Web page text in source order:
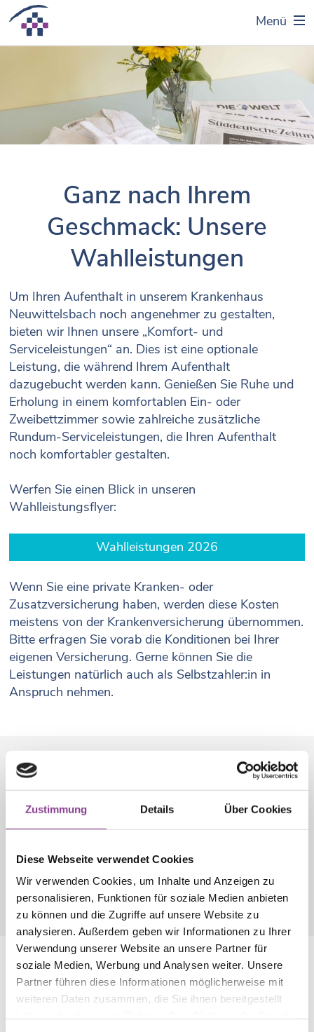
Zustimmung Details Über Cookies
Diese Webseite verwendet Cookies
Wir verwenden Cookies, um Inhalte und Anzeigen zu
personalisieren, Funktionen für soziale Medien anbieten
zu können und die Zugriffe auf unsere Website zu
analysieren. Außerdem geben wir Informationen zu Ihrer
Verwendung unserer Website an unsere Partner für
soziale Medien, Werbung und Analysen weiter. Unsere
Partner führen diese Informationen möglicherweise mit
weiteren Daten zusammen, die Sie ihnen bereitgestellt
Menü
Ganz nach Ihrem
Geschmack: Unsere
Wahlleistungen
Um Ihren Aufenthalt in unserem Krankenhaus
Neuwittelsbach noch angenehmer zu gestalten,
bieten wir Ihnen unsere „Komfort- und
Serviceleistungen“ an. Dies ist eine optionale
Leistung, die während Ihrem Aufenthalt
dazugebucht werden kann. Genießen Sie Ruhe und
Erholung in einem komfortablen Ein- oder
Zweibettzimmer sowie zahlreiche zusätzliche
Rundum-Serviceleistungen, die Ihren Aufenthalt
noch komfortabler gestalten.
Werfen Sie einen Blick in unseren
Wahlleistungsflyer:
Wahlleistungen 2026
Wenn Sie eine private Kranken- oder
Zusatzversicherung haben, werden diese Kosten
meistens von der Krankenversicherung übernommen.
Bitte erfragen Sie vorab die Konditionen bei Ihrer
eigenen Versicherung. Gerne können Sie die
Leistungen natürlich auch als Selbstzahler:in in
Anspruch nehmen.
Teilen Sie uns Ihre
Wünsche rechtzeitig mit
Denken Sie bitte daran, uns bereits bei der
Anmeldung bzw. der Terminvergabe mitzuteilen,
welche Wahlleistungen Sie für sich wünschen.